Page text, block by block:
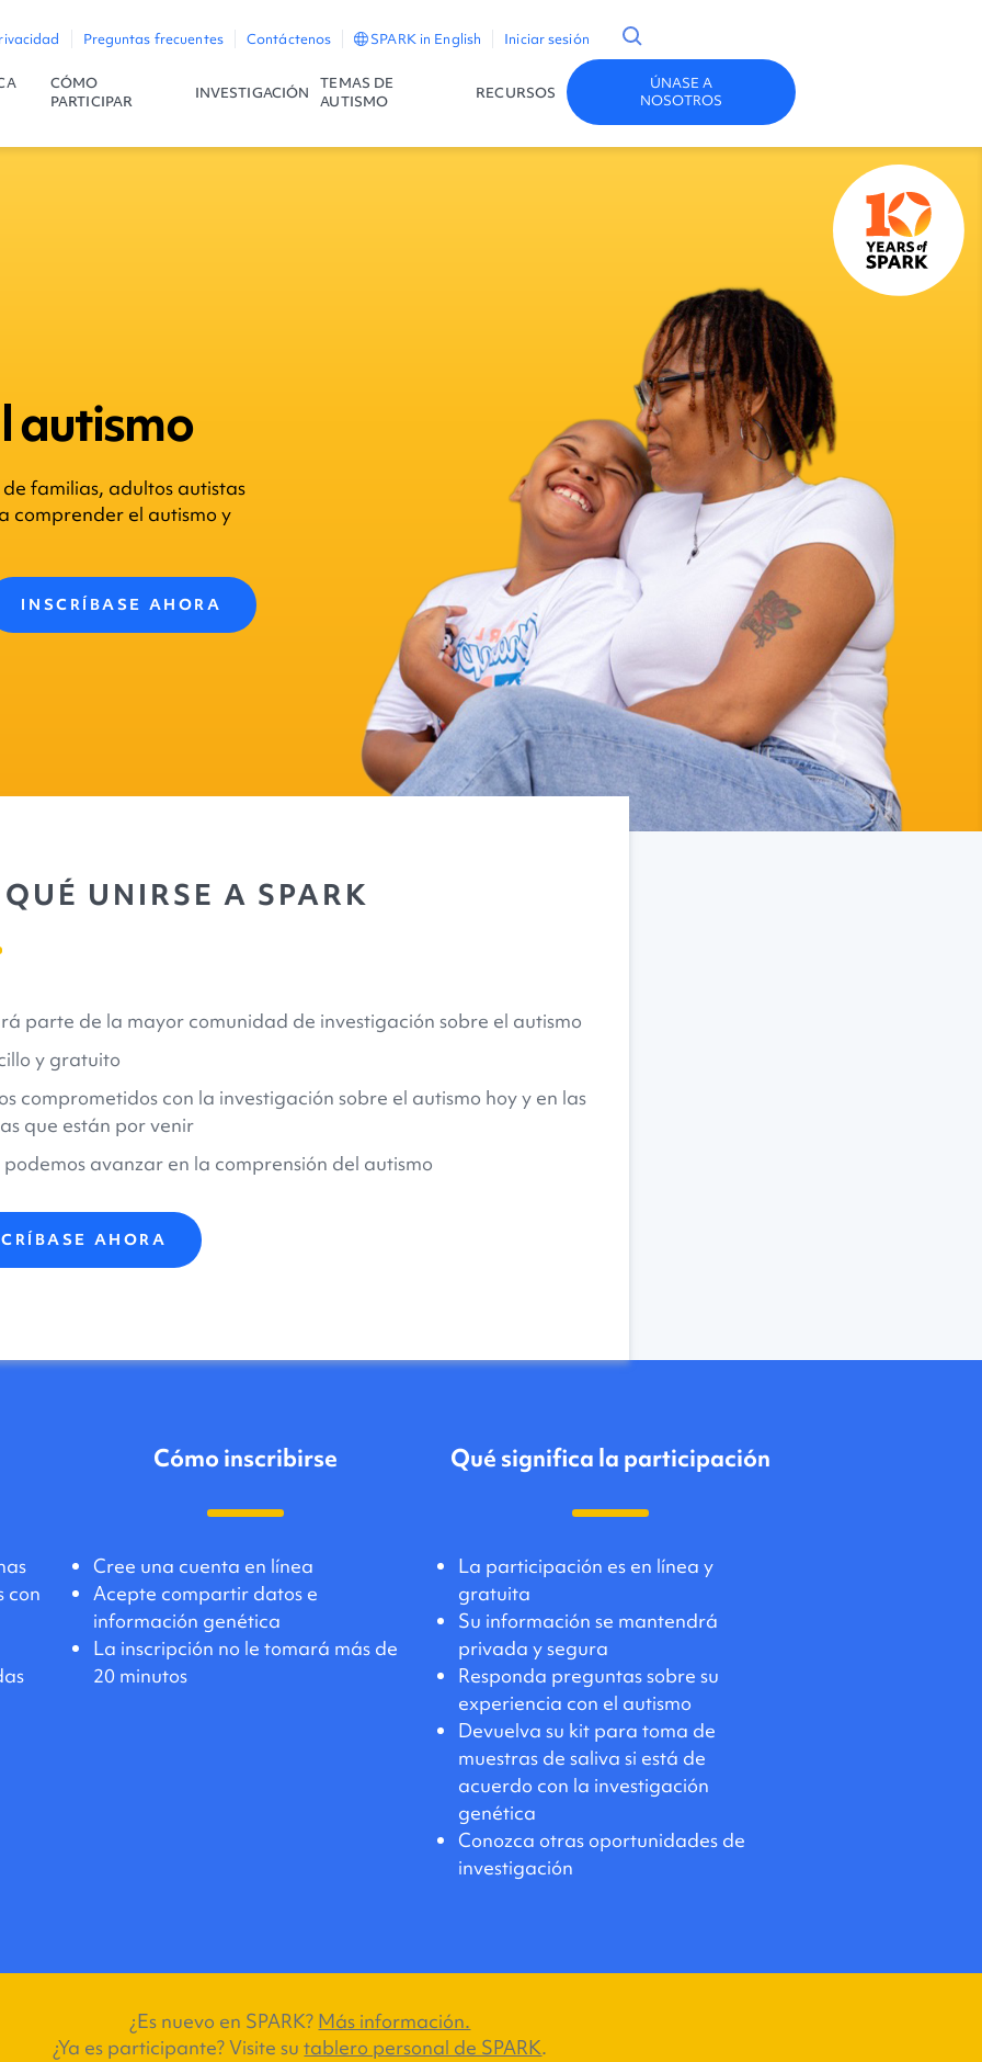
Preguntas frecuentes Contáctenos SPARK in English Iniciar sesión
CÓMO
PARTICIPAR
INVESTIGACIÓN
TEMAS DE
AUTISMO
RECURSOS
ÚNASE A
NOSOTROS
autismo
familias, adultos autistas
comprender el autismo y
INSCRÍBASE AHORA
UNIRSE A SPARK
parte de la mayor comunidad de investigación sobre el autismo
y gratuito
comprometidos con la investigación sobre el autismo hoy y en las
que están por venir
podemos avanzar en la comprensión del autismo
AHORA
con
Cómo inscribirse
Cree una cuenta en línea
Acepte compartir datos e
información genética
La inscripción no le tomará más de
20 minutos
Qué significa la participación
La participación es en línea y
gratuita
Su información se mantendrá
privada y segura
Responda preguntas sobre su
experiencia con el autismo
Devuelva su kit para toma de
muestras de saliva si está de
acuerdo con la investigación
genética
Conozca otras oportunidades de
investigación
¿Es nuevo en SPARK? Más información.
¿Ya es participante? Visite sutablero personal de SPARK.